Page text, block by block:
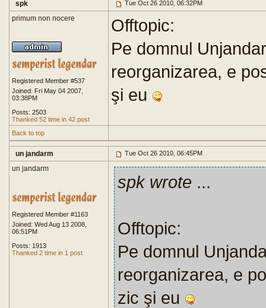
spk Tue Oct 26 2010, 06:32PM
primum non nocere
Registered Member #537
Joined: Fri May 04 2007,
03:38PM
Posts: 2503
Thanked 52 time in 42 post
Offtopic:
Pe domnul
reorganizarea, e
şi eu
Back to top
un jandarm Tue Oct 26 2010, 06:45PM
un jandarm
Registered Member #1163
Joined: Wed Aug 13 2008,
06:51PM
Posts: 1913
Thanked 2 time in 1 post
spk wrote ...
Offtopic:
Pe domnul
reorganizarea, e
zic şi eu